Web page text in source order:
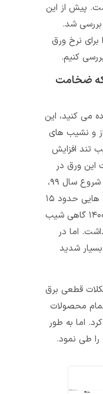
این
این
در
بازه ۶,۶۰۰ تا ۷,۲۵۰ تومان بود. با شروع سال ۹۹،
جهش ناگهانی داشت و به قیمت هایی حدود ۱۵
سال ۱۴۰۰ گاهی شیب
برق